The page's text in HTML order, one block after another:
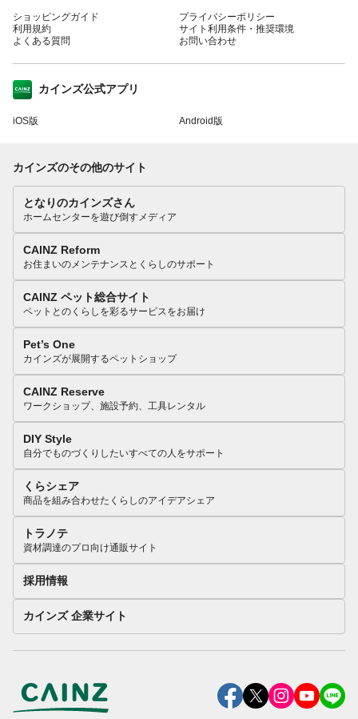
ショッピングガイド
利用規約
よくある質問
プライバシーポリシー
サイト利用条件・推奨環境
お問い合わせ
カインズ公式アプリ
iOS版 Android版
カインズのその他のサイト
となりのカインズさん
ホームセンターを遊び倒すメディア
CAINZ Reform
お住まいのメンテナンスとくらしのサポート
CAINZ ペット総合サイト
ペットとのくらしを彩るサービスをお届け
Pet’s One
カインズが展開するペットショップ
CAINZ Reserve
ワークショップ、施設予約、工具レンタル
DIY Style
自分でものづくりしたいすべての人をサポート
くらシェア
商品を組み合わせたくらしのアイデアシェア
トラノテ
資材調達のプロ向け通販サイト
採用情報
カインズ 企業サイト